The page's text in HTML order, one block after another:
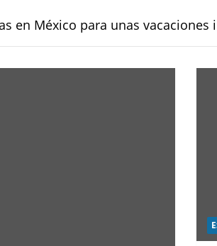
en México para unas vacaciones